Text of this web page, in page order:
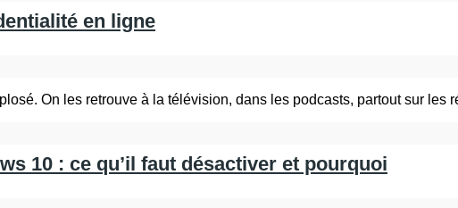
en ligne
On les retrouve à la télévision, dans les podcasts, partout sur
10 : ce qu’il faut désactiver et pourquoi